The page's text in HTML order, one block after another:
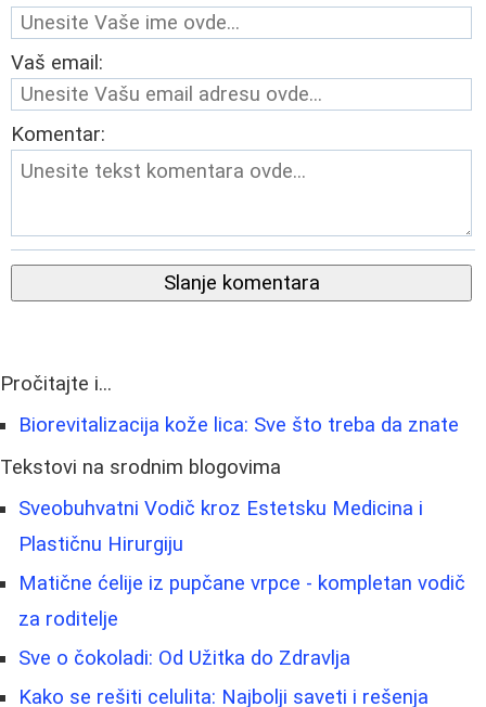
Vaš email:
Komentar:
Slanje komentara
Pročitajte i...
Biorevitalizacija kože lica: Sve što treba da znate
Tekstovi na srodnim blogovima
Sveobuhvatni Vodič kroz Estetsku Medicina i
Plastičnu Hirurgiju
Matične ćelije iz pupčane vrpce - kompletan vodič
za roditelje
Sve o čokoladi: Od Užitka do Zdravlja
Kako se rešiti celulita: Najbolji saveti i rešenja